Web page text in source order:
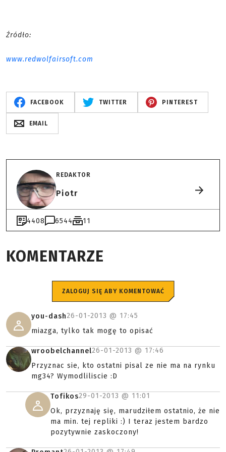
Źródło:
www.redwolfairsoft.com
FACEBOOK TWITTER PINTEREST
EMAIL
REDAKTOR
Piotr
4408 6544 11
KOMENTARZE
ZALOGUJ SIĘ ABY KOMENTOWAĆ
you-dash26-01-2013 @ 17:45
miazga, tylko tak mogę to opisać
wroobelchannel26-01-2013 @ 17:46
Przyznac sie, kto ostatni pisal ze nie ma na rynku
mg34? Wymodliliscie :D
Tofikos29-01-2013 @ 11:01
Ok, przyznaję się, marudziłem ostatnio, że nie
ma min. tej repliki :) I teraz jestem bardzo
pozytywnie zaskoczony!